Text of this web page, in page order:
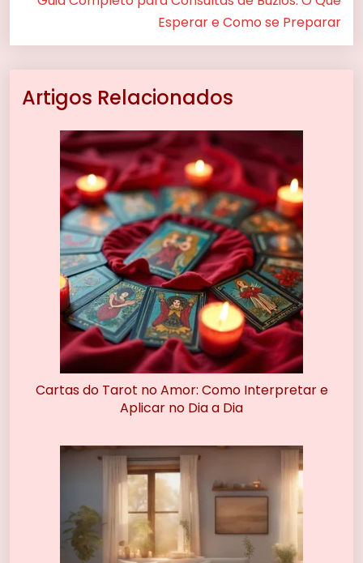
Esperar e Como se Preparar
Artigos Relacionados
Cartas do Tarot no Amor: Como Interpretar e
Aplicar no Dia a Dia